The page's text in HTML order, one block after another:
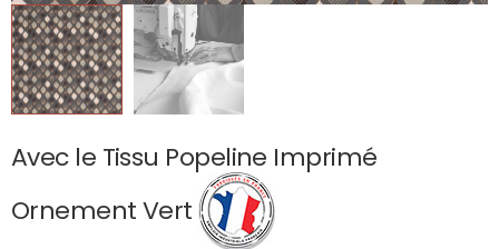
Avec le Tissu Popeline Imprimé
Ornement Vert